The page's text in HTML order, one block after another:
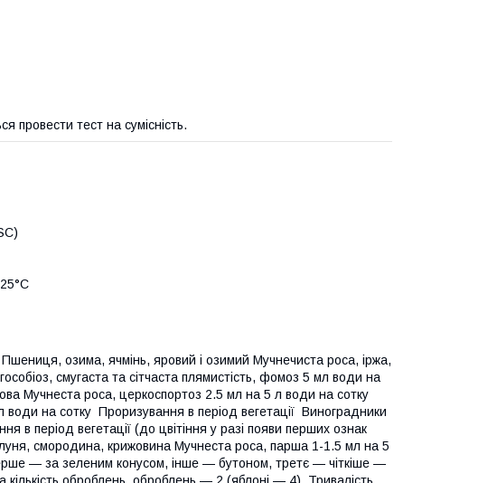
провести тест на сумісність.
озима, ячмінь, яровий і озимий Мучнечиста роса, іржа,
смугаста та сітчаста плямистість, фомоз 5 мл води на
Мучнеста роса, церкоспортоз 2.5 мл на 5 л води на сотку
на сотку Проризування в період вегетації Виноградники
в період вегетації (до цвітіння у разі появи перших ознак
смородина, крижовина Мучнеста роса, парша 1-1.5 мл на 5
— за зеленим конусом, інше — бутоном, третє — чіткіше —